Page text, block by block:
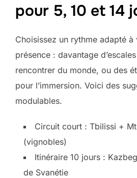
pour 5, 10 et 14
Choisissez un rythme adapté à
présence : davantage
rencontrer du monde, ou des
pour l’immersion. Voici des
modulables.
Circuit court : Tbilissi +
(vignobles)
Itinéraire 10 jours :
de Svanétie